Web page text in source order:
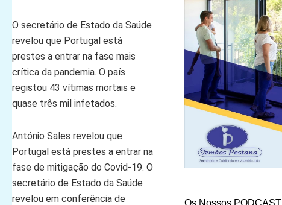
O secretário de Estado da Saúde
revelou que Portugal está
prestes a entrar na fase mais
crítica da pandemia. O país
registou 43 vítimas mortais e
quase três mil infetados.
António Sales revelou que
Portugal está prestes a entrar na
fase de mitigação do Covid-19. O
secretário de Estado da Saúde
revelou em conferência de
Os Nossos PODCAST